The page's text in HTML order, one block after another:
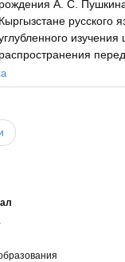
рождения А. С.
Кыргызстане русского
распространения